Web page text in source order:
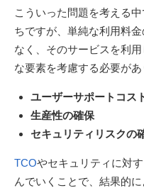
こういった問題を考える中
ちですが、単純な利用料
なく、そのサービスを利
な要素を考慮する必要があ
ユーザーサポートコス
生産性の確保
セキュリティリスクの
TCOやセキュリティに対
んでいくことで、結果的